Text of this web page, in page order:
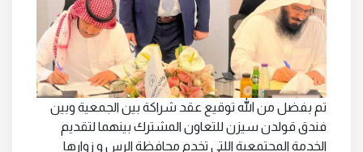
تم بفضل من الله توقيع عقد شراكة بين الجمعية وبين
فندق قولدن سيزن للتعاون المشترك بينهما لتقديم
الخدمة المجتمعية اللتي تخدم محافظة الرس و زوارها